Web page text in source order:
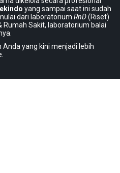
yang sampai saat ini sudah
dari laboratorium RnD(Riset)
Rumah Sakit, laboratorium balai
yang kini menjadi lebih